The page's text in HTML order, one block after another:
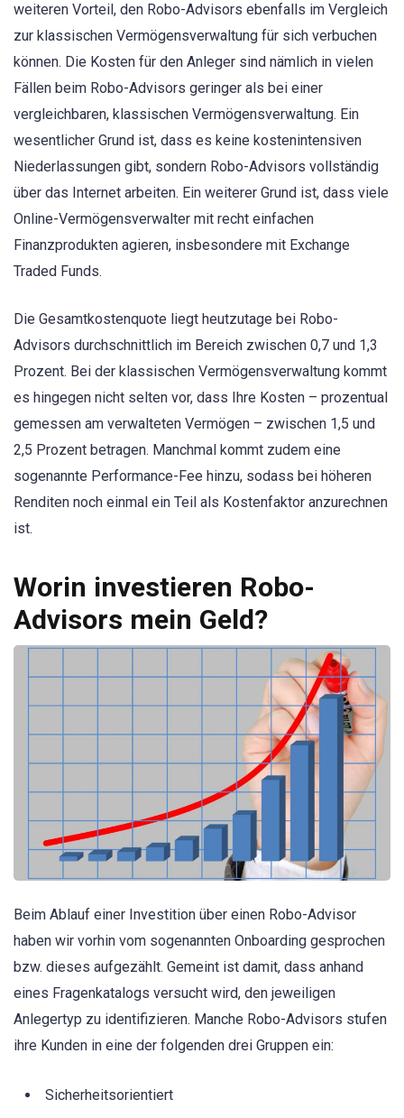
weiteren Vorteil, den Robo-Advisors ebenfalls im Vergleich
zur klassischen Vermögensverwaltung für sich verbuchen
können. Die Kosten für den Anleger sind nämlich in vielen
Fällen beim Robo-Advisors geringer als bei einer
vergleichbaren, klassischen Vermögensverwaltung. Ein
wesentlicher Grund ist, dass es keine kostenintensiven
Niederlassungen gibt, sondern Robo-Advisors vollständig
über das Internet arbeiten. Ein weiterer Grund ist, dass viele
Online-Vermögensverwalter mit recht einfachen
Finanzprodukten agieren, insbesondere mit Exchange
Traded Funds.
Die Gesamtkostenquote liegt heutzutage bei Robo-
Advisors durchschnittlich im Bereich zwischen 0,7 und 1,3
Prozent. Bei der klassischen Vermögensverwaltung kommt
es hingegen nicht selten vor, dass Ihre Kosten – prozentual
gemessen am verwalteten Vermögen – zwischen 1,5 und
2,5 Prozent betragen. Manchmal kommt zudem eine
sogenannte Performance-Fee hinzu, sodass bei höheren
Renditen noch einmal ein Teil als Kostenfaktor anzurechnen
ist.
Worin investieren Robo-
Advisors mein Geld?
Beim Ablauf einer Investition über einen Robo-Advisor
haben wir vorhin vom sogenannten Onboarding gesprochen
bzw. dieses aufgezählt. Gemeint ist damit, dass anhand
eines Fragenkatalogs versucht wird, den jeweiligen
Anlegertyp zu identifizieren. Manche Robo-Advisors stufen
ihre Kunden in eine der folgenden drei Gruppen ein:
Sicherheitsorientiert